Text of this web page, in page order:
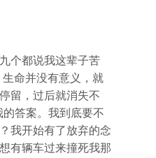
个都说我这辈子苦
命并没有意义，就
留，过后就消失不
的答案。我到底要不
我开始有了放弃的念
有辆车过来撞死我那